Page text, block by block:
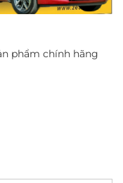
phẩm chính hãng